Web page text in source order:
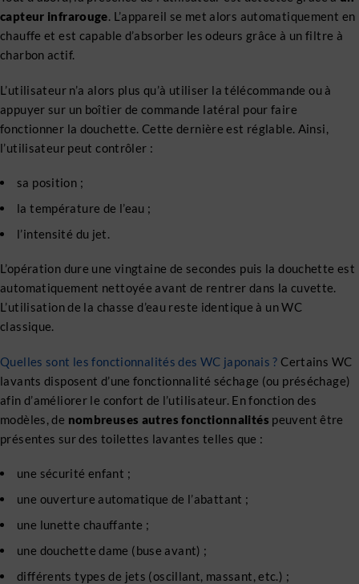
capteur infrarouge. L’appareil se met alors automatiquement en
chauffe et est capable d’absorber les odeurs grâce à un filtre à
charbon actif.
L’utilisateur n’a alors plus qu’à utiliser la télécommande ou à
appuyer sur un boîtier de commande latéral pour faire
fonctionner la douchette. Cette dernière est réglable. Ainsi,
l’utilisateur peut contrôler :
sa position ;
la température de l’eau ;
l’intensité du jet.
L’opération dure une vingtaine de secondes puis la douchette est
automatiquement nettoyée avant de rentrer dans la cuvette.
L’utilisation de la chasse d’eau reste identique à un WC
classique.
Quelles sont les fonctionnalités des WC japonais ? Certains WC
lavants disposent d’une fonctionnalité séchage (ou préséchage)
afin d’améliorer le confort de l’utilisateur. En fonction des
modèles, de nombreuses autres fonctionnalités peuvent être
présentes sur des toilettes lavantes telles que :
une sécurité enfant ;
une ouverture automatique de l’abattant ;
une lunette chauffante ;
une douchette dame (buse avant) ;
différents types de jets (oscillant, massant, etc.) ;